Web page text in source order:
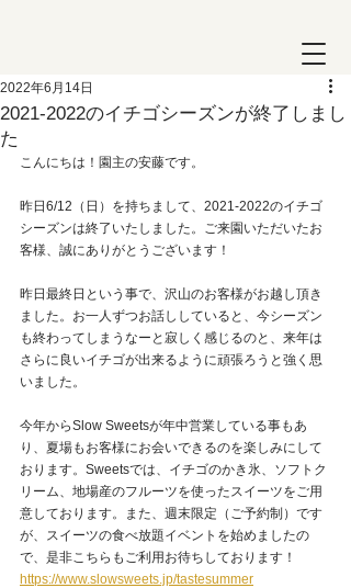
2021-2022のイチゴシーズンが終了しまし
た
2022年6月14日
こんにちは！園主の安藤です。
昨日6/12（日）を持ちまして、2021-2022のイチゴ
シーズンは終了いたしました。ご来園いただいたお
客様、誠にありがとうございます！
昨日最終日という事で、沢山のお客様がお越し頂き
ました。お一人ずつお話ししていると、今シーズン
も終わってしまうなーと寂しく感じるのと、来年は
さらに良いイチゴが出来るように頑張ろうと強く思
いました。
今年からSlow Sweetsが年中営業している事もあ
り、夏場もお客様にお会いできるのを楽しみにして
おります。Sweetsでは、イチゴのかき氷、ソフトク
リーム、地場産のフルーツを使ったスイーツをご用
意しております。また、週末限定（ご予約制）です
が、スイーツの食べ放題イベントを始めましたの
で、是非こちらもご利用お待ちしております！
https://www.slowsweets.jp/tastesummer